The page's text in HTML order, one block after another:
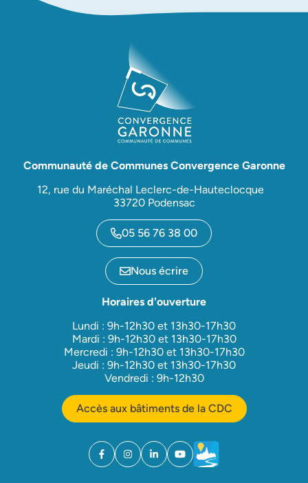
Communauté de Communes Convergence Garonne
12, rue du Maréchal Leclerc-de-Hauteclocque
33720 Podensac
05 56 76 38 00
Nous écrire
Horaires d'ouverture
Lundi : 9h-12h30 et 13h30-17h30
Mardi : 9h-12h30 et 13h30-17h30
Mercredi : 9h-12h30 et 13h30-17h30
Jeudi : 9h-12h30 et 13h30-17h30
Vendredi : 9h-12h30
Accès aux bâtiments de la CDC
Facebook
(ouverture dans un nouvel onglet)
Instagram
(ouverture dans un nouvel onglet)
Linkedin
(ouverture dans un nouvel onglet)
YouTube
(ouverture dans un nouvel
Météo
(ouverture dans un